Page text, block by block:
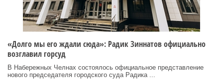
«Долго мы его ждали сюда»: Радик Зиннатов официально
возглавил горсуд
В Набережных Челнах состоялось официальное представление
нового председателя городского суда Радика ...